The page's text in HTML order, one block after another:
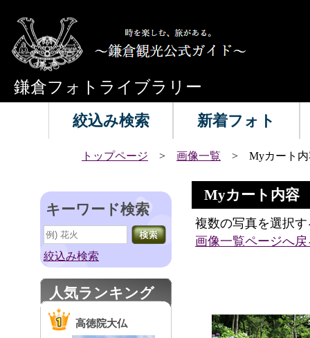
鎌倉フォトライブラリー
絞込み検索 新着フォト
トップページ > 画像一覧 > Myカート内
キーワード検索
絞込み検索
人気ランキング
高徳院大仏
Myカート内容
複数の写真を選択
画像一覧ページへ戻